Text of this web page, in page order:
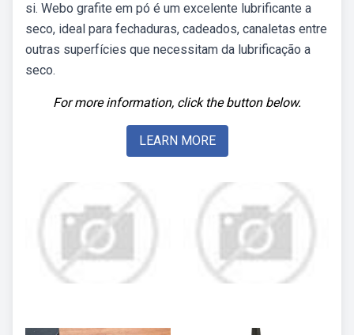
si. Webo grafite em pó é um excelente lubrificante a
seco, ideal para fechaduras, cadeados, canaletas entre
outras superfícies que necessitam da lubrificação a
seco.
For more information, click the button below.
LEARN MORE